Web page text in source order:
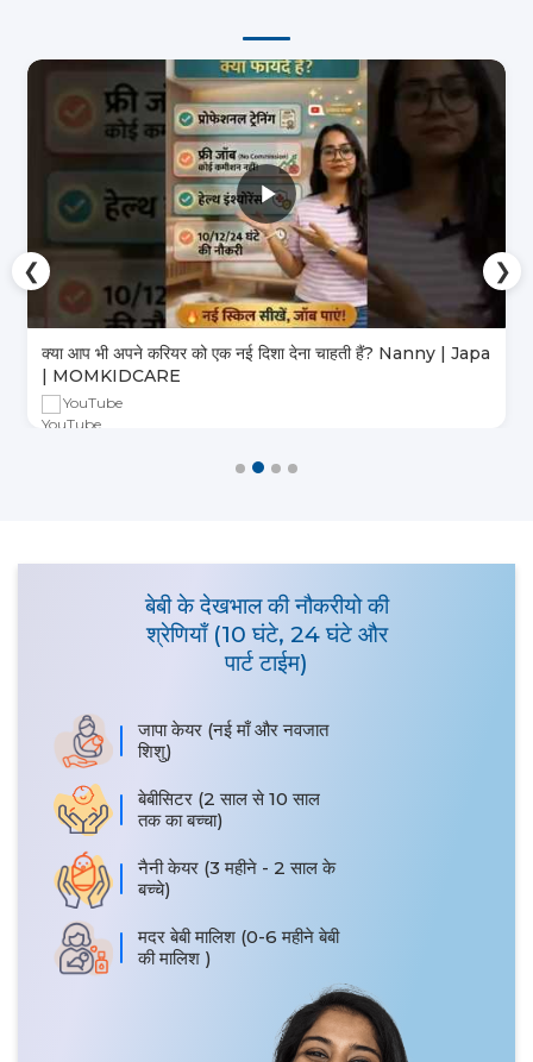
क्या आप भी अपने करियर को एक नई दिशा देना चाहती हैं? Nanny | Japa
| MOMKIDCARE
YouTube
❮ ❯
बेबी के देखभाल की नौकरीयो की
श्रेणियाँ (10 घंटे, 24 घंटे और
पार्ट टाईम)
जापा केयर (नई माँ और नवजात
शिशु)
बेबीसिटर (2 साल से 10 साल
तक का बच्चा)
नैनी केयर (3 महीने - 2 साल के
बच्चे)
मदर बेबी मालिश (0-6 महीने बेबी
की मालिश )